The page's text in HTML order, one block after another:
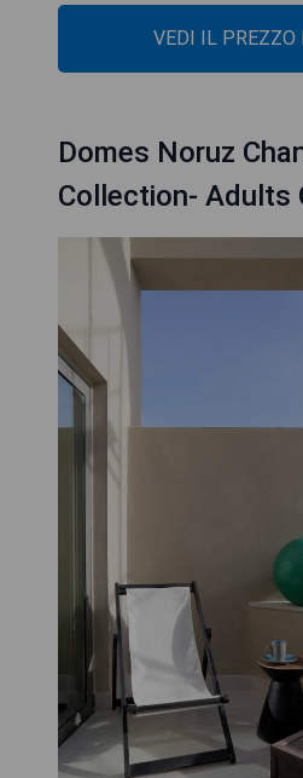
VEDI IL PREZZO
Domes Noruz
Collection- Adults